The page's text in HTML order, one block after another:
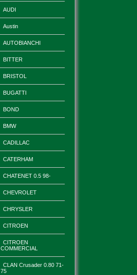
AUDI
Austin
AUTOBIANCHI
BITTER
BRISTOL
BUGATTI
BOND
BMW
CADILLAC
CATERHAM
CHATENET 0.5 98-
CHEVROLET
CHRYSLER
CITROEN
CITROEN
COMMERCIAL
CLAN Crusader 0.80 71-
75